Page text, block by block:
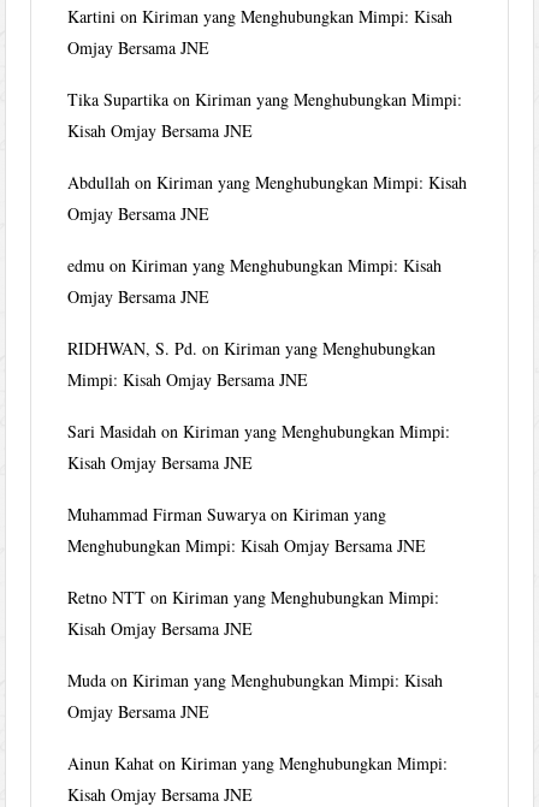
Kartini onKiriman yang Menghubungkan Mimpi: Kisah
Omjay Bersama JNE
Tika Supartika onKiriman yang Menghubungkan Mimpi:
Kisah Omjay Bersama JNE
Abdullah onKiriman yang Menghubungkan Mimpi: Kisah
Omjay Bersama JNE
edmu onKiriman yang Menghubungkan Mimpi: Kisah
Omjay Bersama JNE
RIDHWAN, S. Pd. onKiriman yang Menghubungkan
Mimpi: Kisah Omjay Bersama JNE
Sari Masidah onKiriman yang Menghubungkan Mimpi:
Kisah Omjay Bersama JNE
Muhammad Firman Suwarya onKiriman yang
Menghubungkan Mimpi: Kisah Omjay Bersama JNE
Retno NTT onKiriman yang Menghubungkan Mimpi:
Kisah Omjay Bersama JNE
Muda onKiriman yang Menghubungkan Mimpi: Kisah
Omjay Bersama JNE
Ainun Kahat onKiriman yang Menghubungkan Mimpi:
Kisah Omjay Bersama JNE